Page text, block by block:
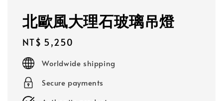
北歐風大理石玻璃吊燈
Regular
price
NT$ 5,250
Worldwide shipping
Secure payments